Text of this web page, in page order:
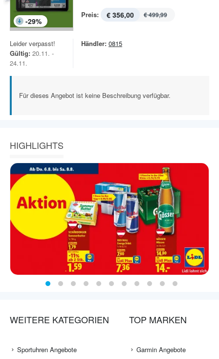
-29%
Preis: € 356,00 € 499,99
Leider verpasst!
Gültig: 20.11. -
24.11.
Händler: 0815
Für dieses Angebot ist keine Beschreibung verfügbar.
HIGHLIGHTS
WEITERE KATEGORIEN
Sportuhren Angebote
TOP MARKEN
Garmin Angebote